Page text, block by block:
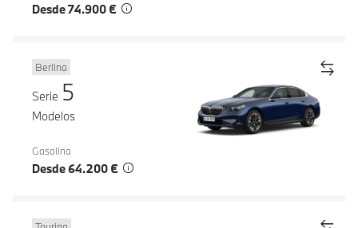
Desde 74.900 €
Berlina
Serie 5
Modelos
Gasolina
Desde 64.200 €